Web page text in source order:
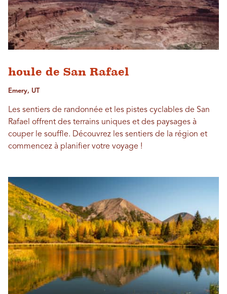
houle de San Rafael
Emery, UT
Les sentiers de randonnée et les pistes cyclables de San
Rafael offrent des terrains uniques et des paysages à
couper le souffle. Découvrez les sentiers de la région et
commencez à planifier votre voyage !